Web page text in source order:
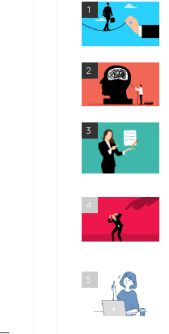
1
2
3
4
5